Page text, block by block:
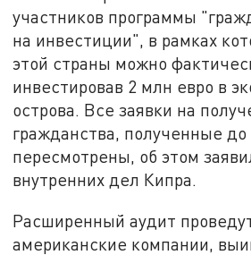
участников программы
на инвестиции", в рамках
этой страны можно
инвестировав 2 млн евро в
острова. Все заявки на
гражданства, полученные до
пересмотрены, об этом
внутренних дел Кипра.
Расширенный аудит
американские компании,